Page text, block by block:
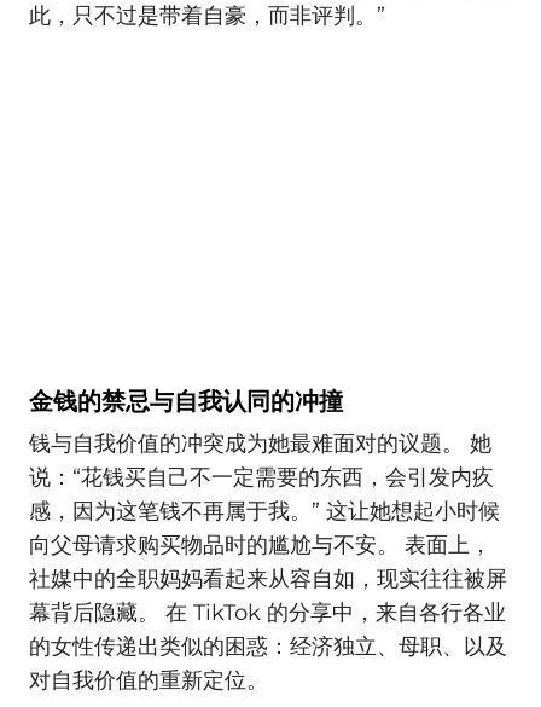
此，只不过是带着自豪，而非评判。”
金钱的禁忌与自我认同的冲撞
钱与自我价值的冲突成为她最难面对的议题。 她
说：“花钱买自己不一定需要的东西，会引发内疚
感，因为这笔钱不再属于我。” 这让她想起小时候
向父母请求购买物品时的尴尬与不安。 表面上，
社媒中的全职妈妈看起来从容自如，现实往往被屏
幕背后隐藏。 在 TikTok 的分享中，来自各行各业
的女性传递出类似的困惑：经济独立、母职、以及
对自我价值的重新定位。